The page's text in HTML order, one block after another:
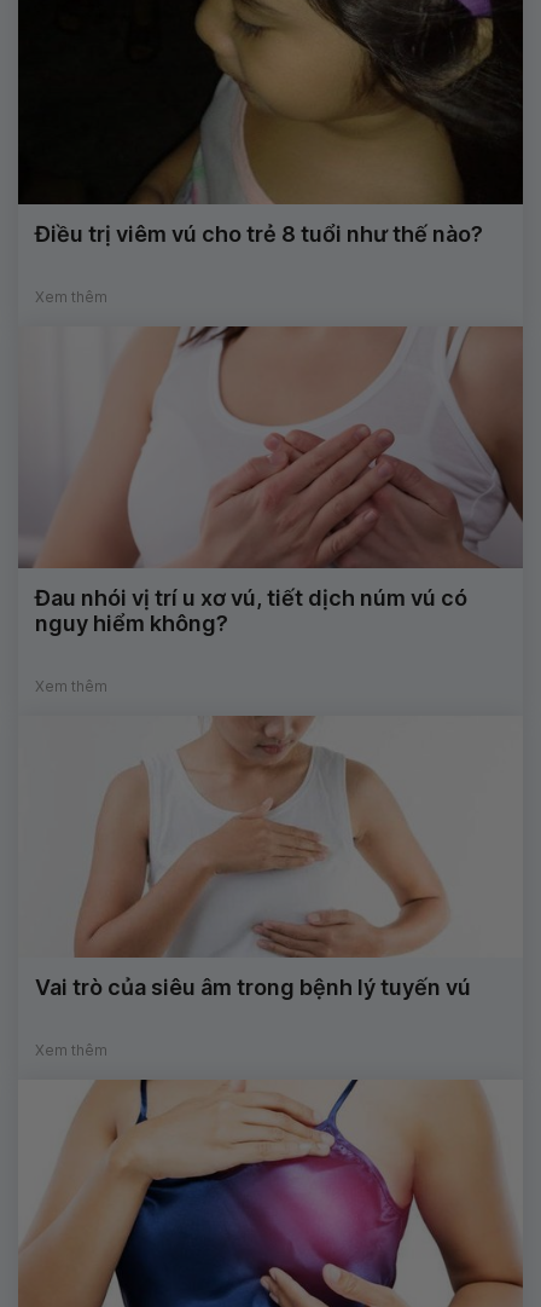
Điều trị viêm vú cho trẻ 8 tuổi như thế nào?
Xem thêm
Đau nhói vị trí u xơ vú, tiết dịch núm vú có
nguy hiểm không?
Xem thêm
Vai trò của siêu âm trong bệnh lý tuyến vú
Xem thêm